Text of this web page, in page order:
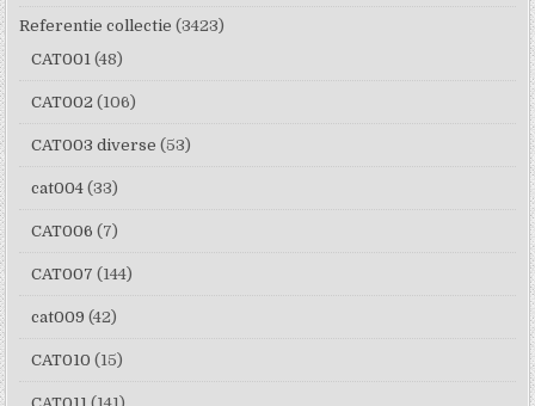
Referentie collectie (3423)
CAT001 (48)
CAT002 (106)
CAT003 diverse (53)
cat004 (33)
CAT006 (7)
CAT007 (144)
cat009 (42)
CAT010 (15)